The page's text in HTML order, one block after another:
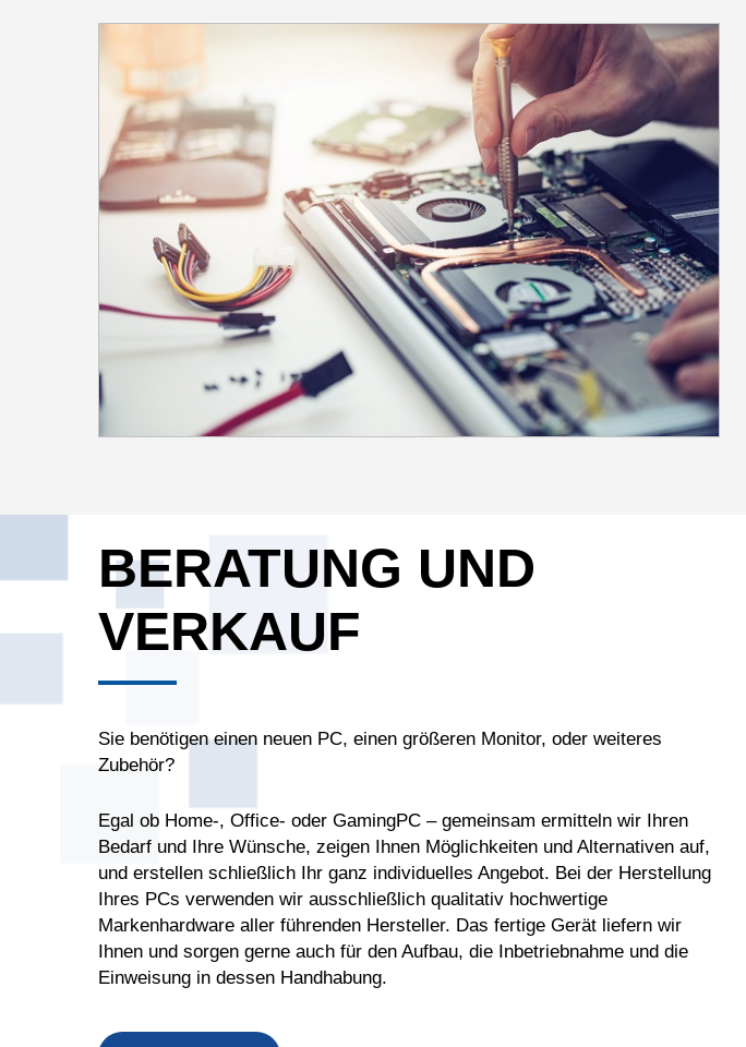
BERATUNG UND
VERKAUF
Sie benötigen einen neuen PC, einen größeren Monitor, oder weiteres
Zubehör?
Egal ob Home-, Office- oder GamingPC – gemeinsam ermitteln wir Ihren
Bedarf und Ihre Wünsche, zeigen Ihnen Möglichkeiten und Alternativen auf,
und erstellen schließlich Ihr ganz individuelles Angebot. Bei der Herstellung
Ihres PCs verwenden wir ausschließlich qualitativ hochwertige
Markenhardware aller führenden Hersteller. Das fertige Gerät liefern wir
Ihnen und sorgen gerne auch für den Aufbau, die Inbetriebnahme und die
Einweisung in dessen Handhabung.